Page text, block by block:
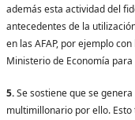
además esta actividad del
antecedentes de la
en las AFAP, por ejemplo
Ministerio de Economía
5.Se sostiene que se
multimillonario por ello.